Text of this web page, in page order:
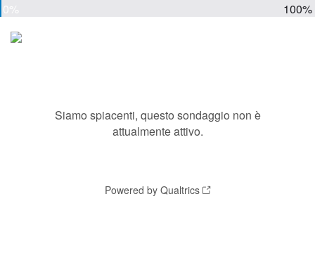
100%
Siamo spiacenti, questo sondaggio non è
attualmente attivo.
Powered by Qualtrics